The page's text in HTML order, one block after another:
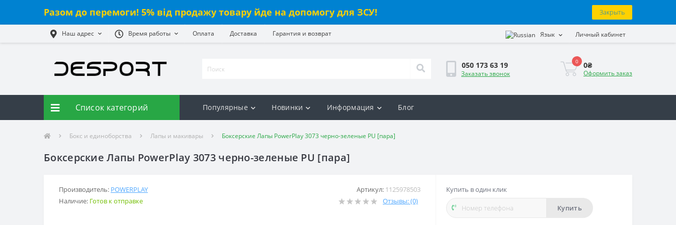
Разом до перемоги! 5% від продажу товару йде на допомогу для ЗСУ! Закрыть
Наш адрес Время работы Оплата Доставка Гарантия и возврат Язык Личный кабинет
050 173 63 19
Заказать звонок
0 0₴
Оформить заказ
Список категорий Популярные Новинки Информация Блог
Бокс и единоборства Лапы и макивары Боксерские Лапы PowerPlay 3073 черно-зеленые PU [пара]
Боксерские Лапы PowerPlay 3073 черно-зеленые PU [пара]
Производитель: POWERPLAY Артикул: 1125978503
Наличие: Готов к отправке Отзывы: (0)
Купить в один клик
Купить